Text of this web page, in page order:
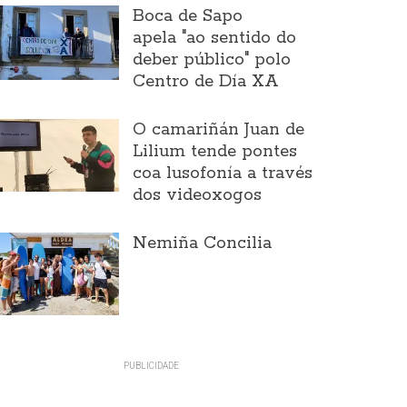
Boca de Sapo
apela "ao sentido do
deber público" polo
Centro de Día XA
O camariñán Juan de
Lilium tende pontes
coa lusofonía a través
dos videoxogos
Nemiña Concilia